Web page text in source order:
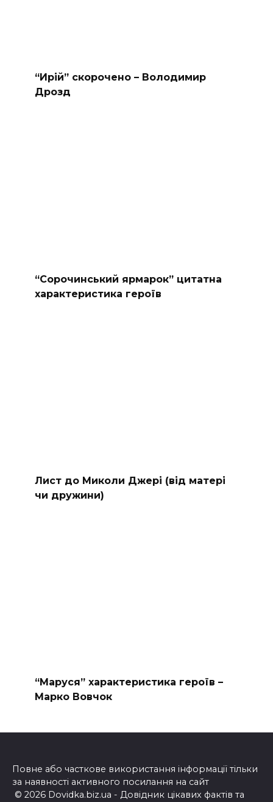
“Ирій” скорочено – Володимир
Дрозд
“Сорочинський ярмарок” цитатна
характеристика героїв
Лист до Миколи Джері (від матері
чи дружини)
“Маруся” характеристика героїв –
Марко Вовчок
Повне або часткове використання інформації тільки
за наявності активного посилання на сайт
© 2026 Dovidka.biz.ua - Довідник цікавих фактів та